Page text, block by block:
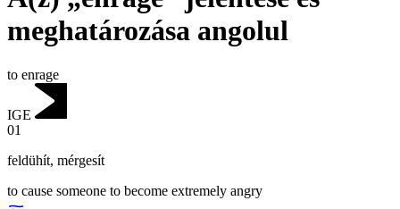
meghatározása angolul
to enrage
IGE
01
feldühít, mérgesít
to cause someone to become extremely angry